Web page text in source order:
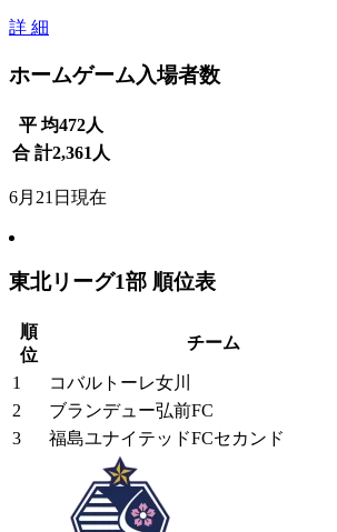
詳 細
ホームゲーム入場者数
平 均472人
合 計2,361 人
6月21日現在
東北リーグ1部 順位表
順
位
チーム
1
コバルトーレ女川
2
ブランデュー弘前FC
3
福島ユナイテッドFCセカンド